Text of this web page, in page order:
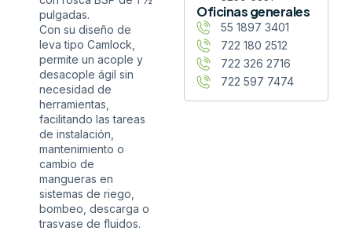
pulgadas.
Con su diseño de
leva tipo Camlock,
permite un acople y
desacople ágil sin
necesidad de
herramientas,
facilitando las tareas
de instalación,
mantenimiento o
cambio de
mangueras en
sistemas de riego,
bombeo, descarga o
trasvase de fluidos.
Oficinas generales
55 1897 3401
722 180 2512
722 326 2716
722 597 7474